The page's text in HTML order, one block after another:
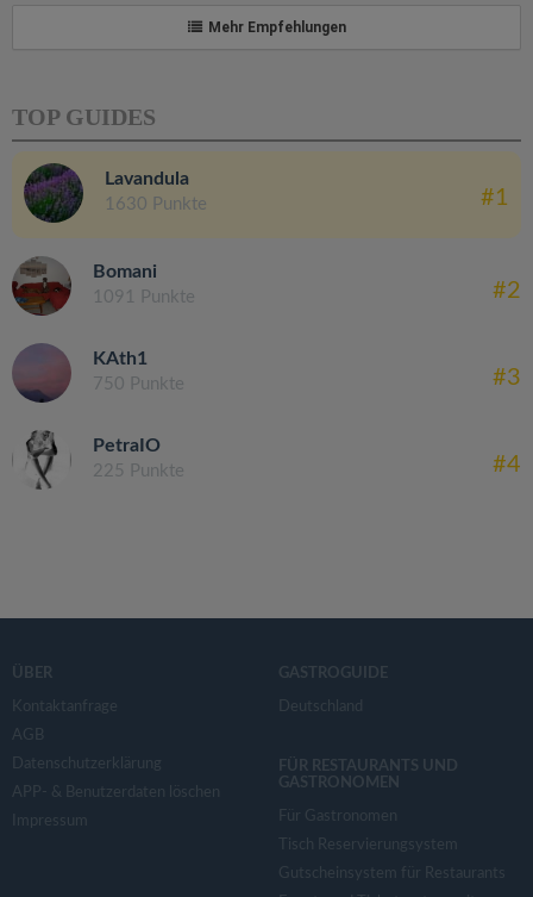
Mehr Empfehlungen
TOP GUIDES
Lavandula
1630 Punkte #1
Bomani
1091 Punkte #2
KAth1
750 Punkte #3
PetraIO
225 Punkte #4
ÜBER
Kontaktanfrage
AGB
Datenschutzerklärung
APP- & Benutzerdaten löschen
Impressum
GASTROGUIDE
Deutschland
FÜR RESTAURANTS UND
GASTRONOMEN
Für Gastronomen
Tisch Reservierungsystem
Gutscheinsystem für Restaurants